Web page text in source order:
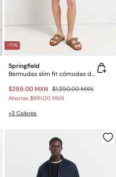
-77%
Springfield
Bermudas slim fit cómodas de lino
$299.00 MXN $1,290.00 MXN
Ahorras $991.00 MXN
+3 Colores